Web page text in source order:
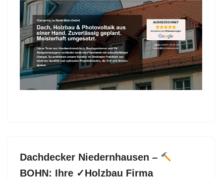
Jetzt Dachdecker in Heusenstamm erkunden bei
BOHN oder ✓Dacheindeckung, Dachfenster,
Dachgauben, Dachstuhl. Ihre Quelle für
✓Dachfenster, ✓Dacheindeckung, ✓Dachdecker,
✓Dachgauben und ✓Dachstuhl für Heusenstamm –
BOHN, Ihr Dachdeckermeister. Lassen Sie sich
von uns begeistern ✉.
Dachdecker Niedernhausen –
BOHN: Ihre ✓Holzbau Firma